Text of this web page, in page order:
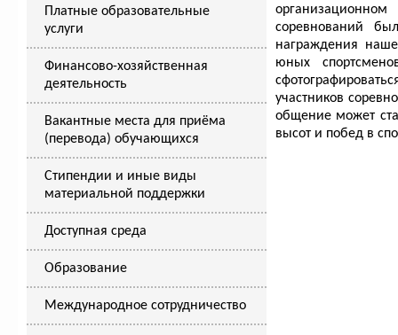
Платные образовательные
услуги
Финансово-хозяйственная
деятельность
Вакантные места для приёма
(перевода) обучающихся
Стипендии и иные виды
материальной поддержки
Доступная среда
Образование
Международное сотрудничество
соревнований
награждения
юных
участников
общение может
высот и побед в